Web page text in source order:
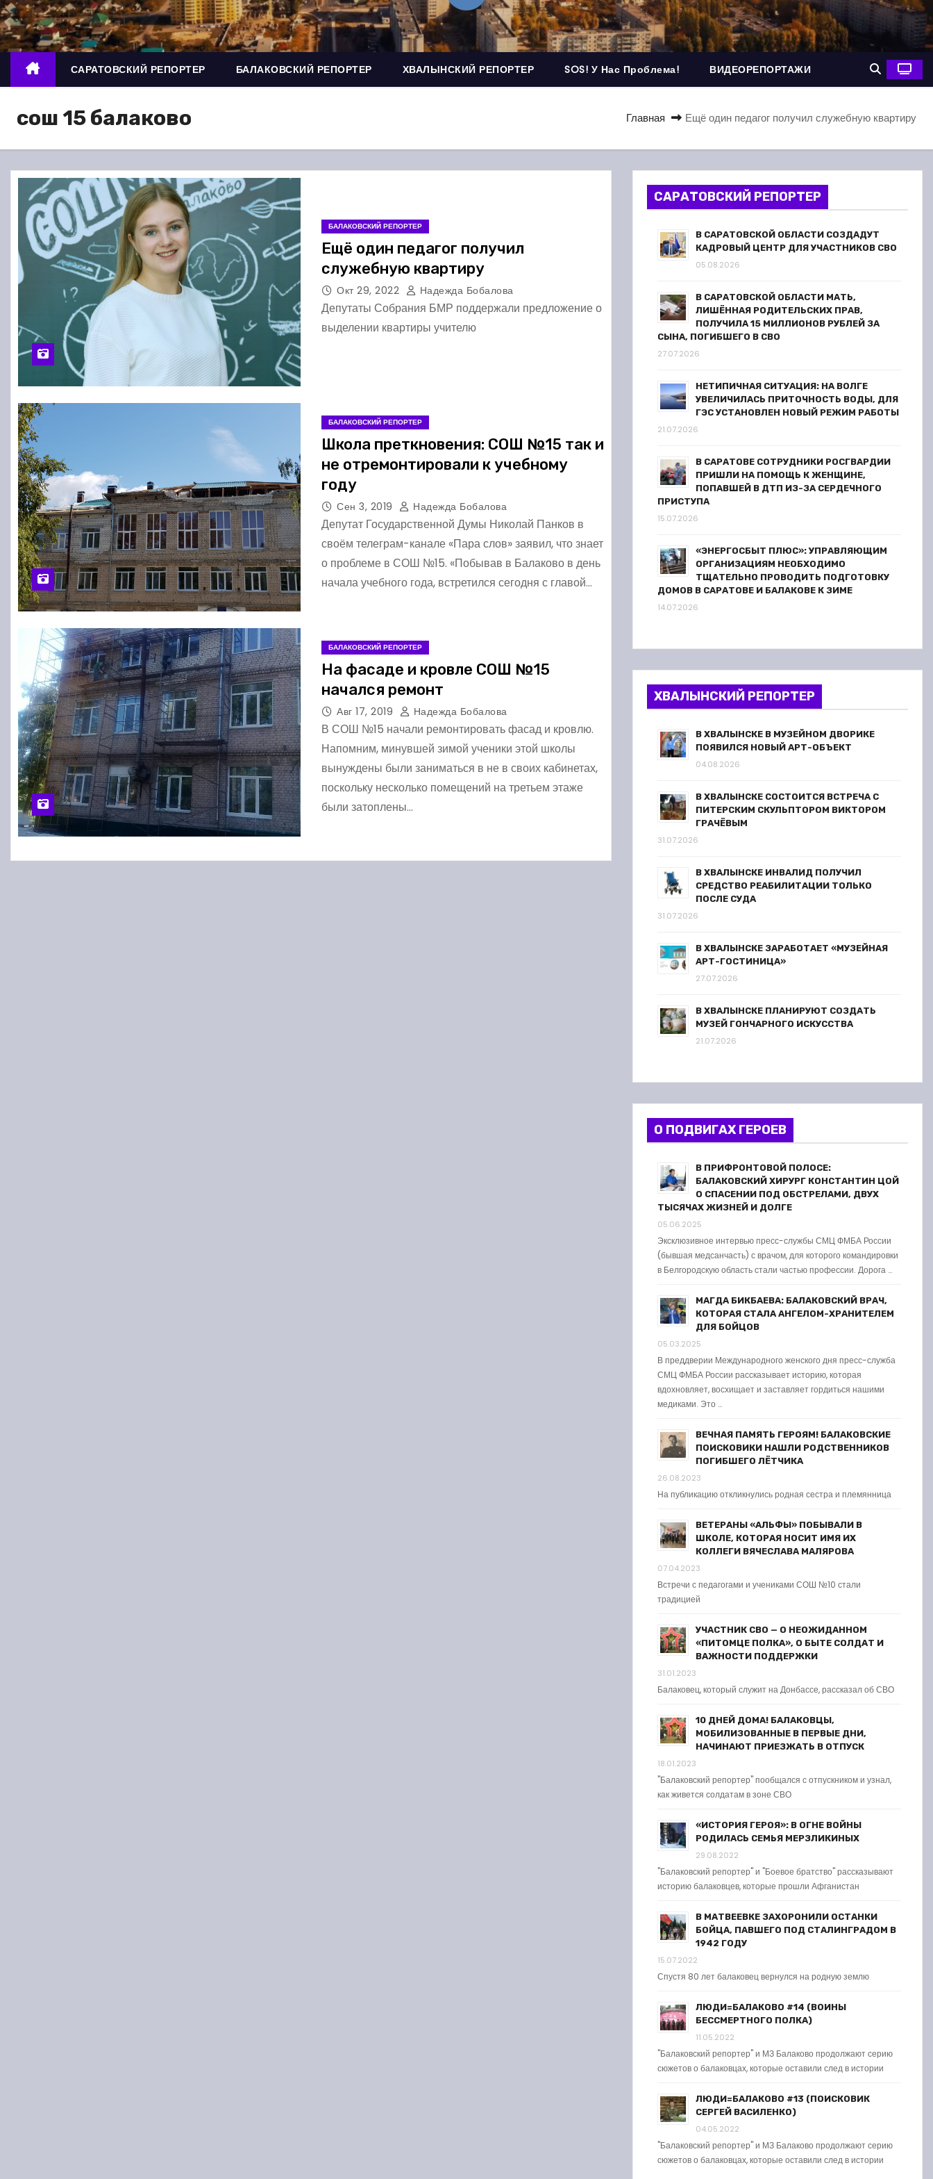
о
м
у
САРАТОВСКИЙ РЕПОРТЕР БАЛАКОВСКИЙ РЕПОРТЕР ХВАЛЫНСКИЙ РЕПОРТЕР SOS! У Нас Проблема! ВИДЕОРЕПОРТАЖИ
сош 15 балаково Главная Ещё один педагог получил служебную квартиру
БАЛАКОВСКИЙ РЕПОРТЕР
Ещё один педагог получил
служебную квартиру
Окт 29, 2022 Надежда Бобалова
Депутаты Собрания БМР поддержали предложение о
выделении квартиры учителю
БАЛАКОВСКИЙ РЕПОРТЕР
Школа преткновения: СОШ №15 так и
не отремонтировали к учебному
году
Сен 3, 2019 Надежда Бобалова
Депутат Государственной Думы Николай Панков в
своём телеграм-канале «Пара слов» заявил, что знает
о проблеме в СОШ №15. «Побывав в Балаково в день
начала учебного года, встретился сегодня с главой…
БАЛАКОВСКИЙ РЕПОРТЕР
На фасаде и кровле СОШ №15
начался ремонт
Авг 17, 2019 Надежда Бобалова
В СОШ №15 начали ремонтировать фасад и кровлю.
Напомним, минувшей зимой ученики этой школы
вынуждены были заниматься в не в своих кабинетах,
поскольку несколько помещений на третьем этаже
были затоплены…
САРАТОВСКИЙ РЕПОРТЕР
В САРАТОВСКОЙ ОБЛАСТИ СОЗДАДУТ
КАДРОВЫЙ ЦЕНТР ДЛЯ УЧАСТНИКОВ СВО
05.08.2026
В САРАТОВСКОЙ ОБЛАСТИ МАТЬ,
ЛИШЁННАЯ РОДИТЕЛЬСКИХ ПРАВ,
ПОЛУЧИЛА 15 МИЛЛИОНОВ РУБЛЕЙ ЗА
СЫНА, ПОГИБШЕГО В СВО
27.07.2026
НЕТИПИЧНАЯ СИТУАЦИЯ: НА ВОЛГЕ
УВЕЛИЧИЛАСЬ ПРИТОЧНОСТЬ ВОДЫ, ДЛЯ
ГЭС УСТАНОВЛЕН НОВЫЙ РЕЖИМ РАБОТЫ
21.07.2026
В САРАТОВЕ СОТРУДНИКИ РОСГВАРДИИ
ПРИШЛИ НА ПОМОЩЬ К ЖЕНЩИНЕ,
ПОПАВШЕЙ В ДТП ИЗ-ЗА СЕРДЕЧНОГО
ПРИСТУПА
15.07.2026
«ЭНЕРГОСБЫТ ПЛЮС»: УПРАВЛЯЮЩИМ
ОРГАНИЗАЦИЯМ НЕОБХОДИМО
ТЩАТЕЛЬНО ПРОВОДИТЬ ПОДГОТОВКУ
ДОМОВ В САРАТОВЕ И БАЛАКОВЕ К ЗИМЕ
14.07.2026
ХВАЛЫНСКИЙ РЕПОРТЕР
В ХВАЛЫНСКЕ В МУЗЕЙНОМ ДВОРИКЕ
ПОЯВИЛСЯ НОВЫЙ АРТ-ОБЪЕКТ
04.08.2026
В ХВАЛЫНСКЕ СОСТОИТСЯ ВСТРЕЧА С
ПИТЕРСКИМ СКУЛЬПТОРОМ ВИКТОРОМ
ГРАЧЁВЫМ
31.07.2026
В ХВАЛЫНСКЕ ИНВАЛИД ПОЛУЧИЛ
СРЕДСТВО РЕАБИЛИТАЦИИ ТОЛЬКО
ПОСЛЕ СУДА
31.07.2026
В ХВАЛЫНСКЕ ЗАРАБОТАЕТ «МУЗЕЙНАЯ
АРТ-ГОСТИНИЦА»
27.07.2026
В ХВАЛЫНСКЕ ПЛАНИРУЮТ СОЗДАТЬ
МУЗЕЙ ГОНЧАРНОГО ИСКУССТВА
21.07.2026
О ПОДВИГАХ ГЕРОЕВ
В ПРИФРОНТОВОЙ ПОЛОСЕ:
БАЛАКОВСКИЙ ХИРУРГ КОНСТАНТИН ЦОЙ
О СПАСЕНИИ ПОД ОБСТРЕЛАМИ, ДВУХ
ТЫСЯЧАХ ЖИЗНЕЙ И ДОЛГЕ
05.06.2025
Эксклюзивное интервью пресс-службы СМЦ ФМБА России
(бывшая медсанчасть) с врачом, для которого командировки
в Белгородскую область стали частью профессии. Дорога …
МАГДА БИКБАЕВА: БАЛАКОВСКИЙ ВРАЧ,
КОТОРАЯ СТАЛА АНГЕЛОМ-ХРАНИТЕЛЕМ
ДЛЯ БОЙЦОВ
05.03.2025
В преддверии Международного женского дня пресс-служба
СМЦ ФМБА России рассказывает историю, которая
вдохновляет, восхищает и заставляет гордиться нашими
медиками. Это …
ВЕЧНАЯ ПАМЯТЬ ГЕРОЯМ! БАЛАКОВСКИЕ
ПОИСКОВИКИ НАШЛИ РОДСТВЕННИКОВ
ПОГИБШЕГО ЛЁТЧИКА
26.08.2023
На публикацию откликнулись родная сестра и племянница
ВЕТЕРАНЫ «АЛЬФЫ» ПОБЫВАЛИ В
ШКОЛЕ, КОТОРАЯ НОСИТ ИМЯ ИХ
КОЛЛЕГИ ВЯЧЕСЛАВА МАЛЯРОВА
07.04.2023
Встречи с педагогами и учениками СОШ №10 стали
традицией
УЧАСТНИК СВО — О НЕОЖИДАННОМ
«ПИТОМЦЕ ПОЛКА», О БЫТЕ СОЛДАТ И
ВАЖНОСТИ ПОДДЕРЖКИ
31.01.2023
Балаковец, который служит на Донбассе, рассказал об СВО
10 ДНЕЙ ДОМА! БАЛАКОВЦЫ,
МОБИЛИЗОВАННЫЕ В ПЕРВЫЕ ДНИ,
НАЧИНАЮТ ПРИЕЗЖАТЬ В ОТПУСК
18.01.2023
"Балаковский репортер" пообщался с отпускником и узнал,
как живется солдатам в зоне СВО
«ИСТОРИЯ ГЕРОЯ»: В ОГНЕ ВОЙНЫ
РОДИЛАСЬ СЕМЬЯ МЕРЗЛИКИНЫХ
29.08.2022
"Балаковский репортер" и "Боевое братство" рассказывают
историю балаковцев, которые прошли Афганистан
В МАТВЕЕВКЕ ЗАХОРОНИЛИ ОСТАНКИ
БОЙЦА, ПАВШЕГО ПОД СТАЛИНГРАДОМ В
1942 ГОДУ
15.07.2022
Спустя 80 лет балаковец вернулся на родную землю
ЛЮДИ=БАЛАКОВО #14 (ВОИНЫ
БЕССМЕРТНОГО ПОЛКА)
11.05.2022
"Балаковский репортер" и МЗ Балаково продолжают серию
сюжетов о балаковцах, которые оставили след в истории
ЛЮДИ=БАЛАКОВО #13 (ПОИСКОВИК
СЕРГЕЙ ВАСИЛЕНКО)
04.05.2022
"Балаковский репортер" и МЗ Балаково продолжают серию
сюжетов о балаковцах, которые оставили след в истории